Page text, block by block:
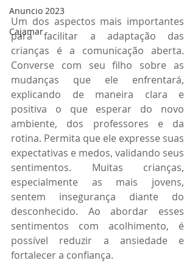
Anuncio 2023
Cajamar
Um dos aspectos mais importantes
para facilitar a adaptação das
crianças é a comunicação aberta.
Converse com seu filho sobre as
mudanças que ele enfrentará,
explicando de maneira clara e
positiva o que esperar do novo
ambiente, dos professores e da
rotina. Permita que ele expresse suas
expectativas e medos, validando seus
sentimentos. Muitas crianças,
especialmente as mais jovens,
sentem insegurança diante do
desconhecido. Ao abordar esses
sentimentos com acolhimento, é
possível reduzir a ansiedade e
fortalecer a confiança.